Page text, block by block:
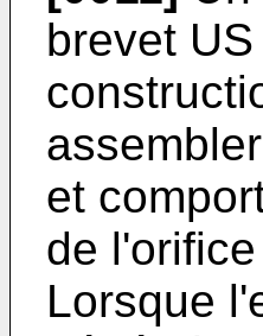
brevet
et
de
Lorsque